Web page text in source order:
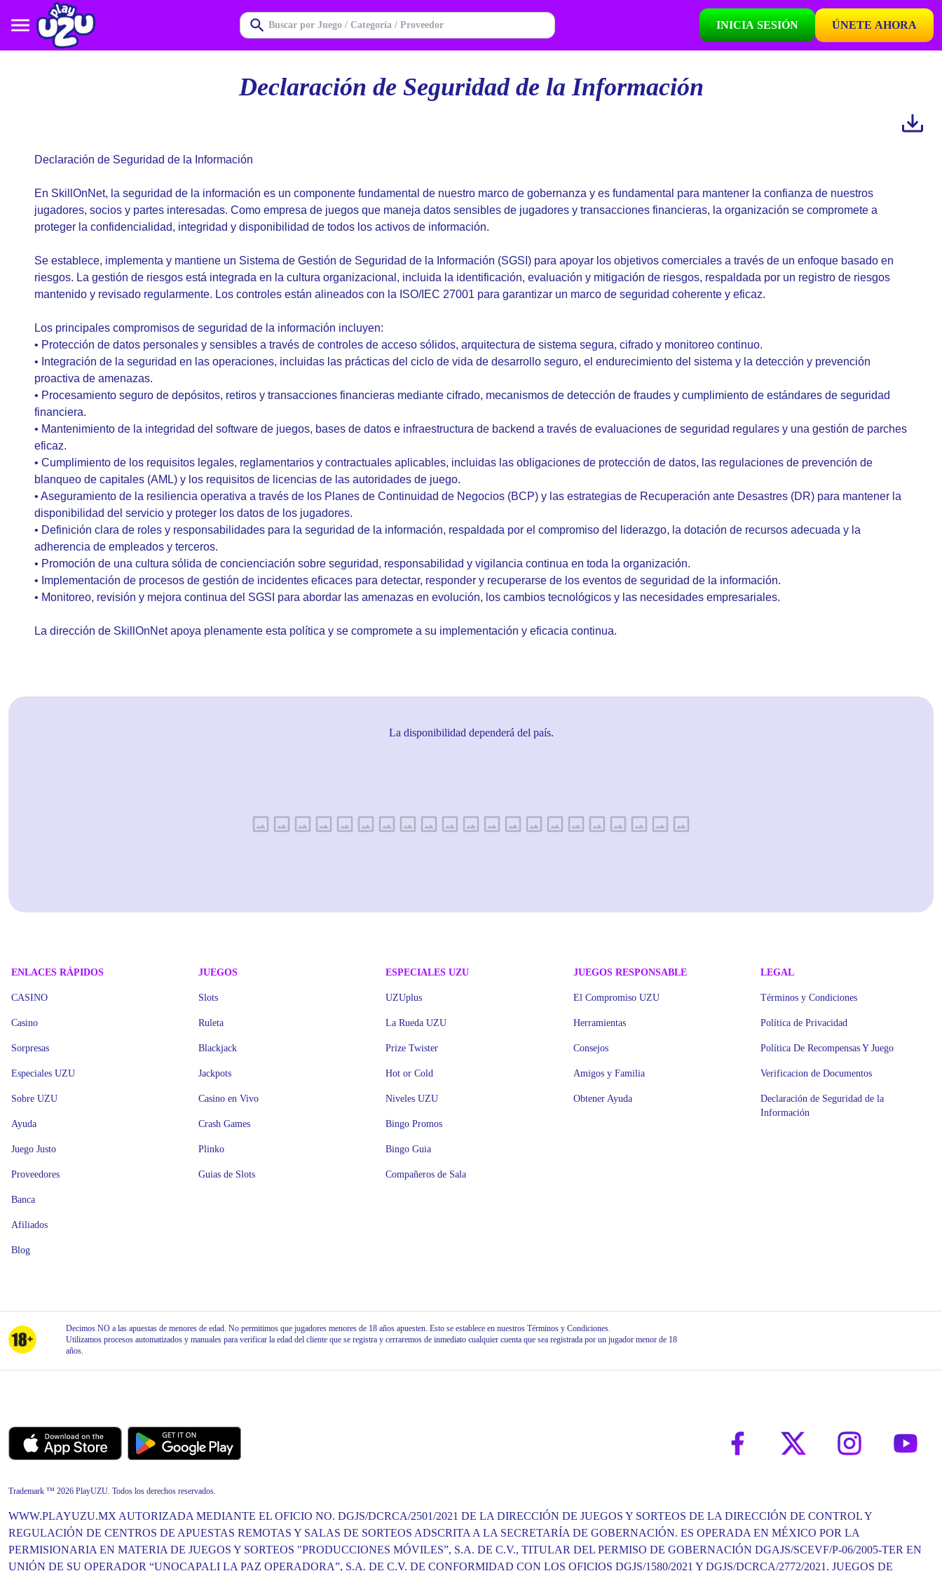
INICIA SESIÓN ÚNETE AHORA
Declaración de Seguridad de la Información
Declaración de Seguridad de la Información
En SkillOnNet, la seguridad de la información es un componente fundamental de nuestro marco de gobernanza y es fundamental para mantener la confianza de nuestros
jugadores, socios y partes interesadas. Como empresa de juegos que maneja datos sensibles de jugadores y transacciones financieras, la organización se compromete a
proteger la confidencialidad, integridad y disponibilidad de todos los activos de información.
Se establece, implementa y mantiene un Sistema de Gestión de Seguridad de la Información (SGSI) para apoyar los objetivos comerciales a través de un enfoque basado en
riesgos. La gestión de riesgos está integrada en la cultura organizacional, incluida la identificación, evaluación y mitigación de riesgos, respaldada por un registro de riesgos
mantenido y revisado regularmente. Los controles están alineados con la ISO/IEC 27001 para garantizar un marco de seguridad coherente y eficaz.
Los principales compromisos de seguridad de la información incluyen:
• Protección de datos personales y sensibles a través de controles de acceso sólidos, arquitectura de sistema segura, cifrado y monitoreo continuo.
• Integración de la seguridad en las operaciones, incluidas las prácticas del ciclo de vida de desarrollo seguro, el endurecimiento del sistema y la detección y prevención
proactiva de amenazas.
• Procesamiento seguro de depósitos, retiros y transacciones financieras mediante cifrado, mecanismos de detección de fraudes y cumplimiento de estándares de seguridad
financiera.
• Mantenimiento de la integridad del software de juegos, bases de datos e infraestructura de backend a través de evaluaciones de seguridad regulares y una gestión de parches
eficaz.
• Cumplimiento de los requisitos legales, reglamentarios y contractuales aplicables, incluidas las obligaciones de protección de datos, las regulaciones de prevención de
blanqueo de capitales (AML) y los requisitos de licencias de las autoridades de juego.
• Aseguramiento de la resiliencia operativa a través de los Planes de Continuidad de Negocios (BCP) y las estrategias de Recuperación ante Desastres (DR) para mantener la
disponibilidad del servicio y proteger los datos de los jugadores.
• Definición clara de roles y responsabilidades para la seguridad de la información, respaldada por el compromiso del liderazgo, la dotación de recursos adecuada y la
adherencia de empleados y terceros.
• Promoción de una cultura sólida de concienciación sobre seguridad, responsabilidad y vigilancia continua en toda la organización.
• Implementación de procesos de gestión de incidentes eficaces para detectar, responder y recuperarse de los eventos de seguridad de la información.
• Monitoreo, revisión y mejora continua del SGSI para abordar las amenazas en evolución, los cambios tecnológicos y las necesidades empresariales.
La dirección de SkillOnNetapoya plenamente esta política y se compromete a su implementación y eficacia continua.
La disponibilidad dependerá del país.
ENLACES RÁPIDOS
CASINO
Casino
Sorpresas
Especiales UZU
Sobre UZU
Ayuda
Juego Justo
Proveedores
Banca
Afiliados
Blog
JUEGOS
Slots
Ruleta
Blackjack
Jackpots
Casino en Vivo
Crash Games
Plinko
Guias de Slots
ESPECIALES UZU
UZUplus
La Rueda UZU
Prize Twister
Hot or Cold
Niveles UZU
Bingo Promos
Bingo Guia
Compañeros de Sala
JUEGOS RESPONSABLE
El Compromiso UZU
Herramientas
Consejos
Amigos y Familia
Obtener Ayuda
LEGAL
Términos y Condiciones
Política de Privacidad
Política De Recompensas Y Juego
Verificacion de Documentos
Declaración de Seguridad de la
Información
Decimos NO a las apuestas de menores de edad. No permitimos que jugadores menores de 18 años apuesten. Esto se establece en nuestros Términos y Condiciones.
Utilizamos procesos automatizados y manuales para verificar la edad del cliente que se registra y cerraremos de inmediato cualquier cuenta que sea registrada por un jugador menor de 18
años.
Trademark ™ 2026 PlayUZU. Todos los derechos reservados.
WWW.PLAYUZU.MX AUTORIZADA MEDIANTE EL OFICIO NO. DGJS/DCRCA/2501/2021 DE LA DIRECCIÓN DE JUEGOS Y SORTEOS DE LA DIRECCIÓN DE CONTROL Y
REGULACIÓN DE CENTROS DE APUESTAS REMOTAS Y SALAS DE SORTEOS ADSCRITA A LA SECRETARÍA DE GOBERNACIÓN. ES OPERADA EN MÉXICO POR LA
PERMISIONARIA EN MATERIA DE JUEGOS Y SORTEOS "PRODUCCIONES MÓVILES”, S.A. DE C.V., TITULAR DEL PERMISO DE GOBERNACIÓN DGAJS/SCEVF/P-06/2005-TER EN
UNIÓN DE SU OPERADOR “UNOCAPALI LA PAZ OPERADORA”, S.A. DE C.V. DE CONFORMIDAD CON LOS OFICIOS DGJS/1580/2021 Y DGJS/DCRCA/2772/2021. JUEGOS DE